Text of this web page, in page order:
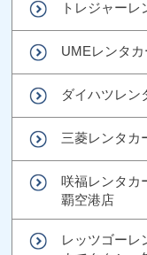
トレジャー
UMEレンタ
ダイハツレン
三菱レンタ
咲福レンタカ
覇空港店
レッツゴーレ